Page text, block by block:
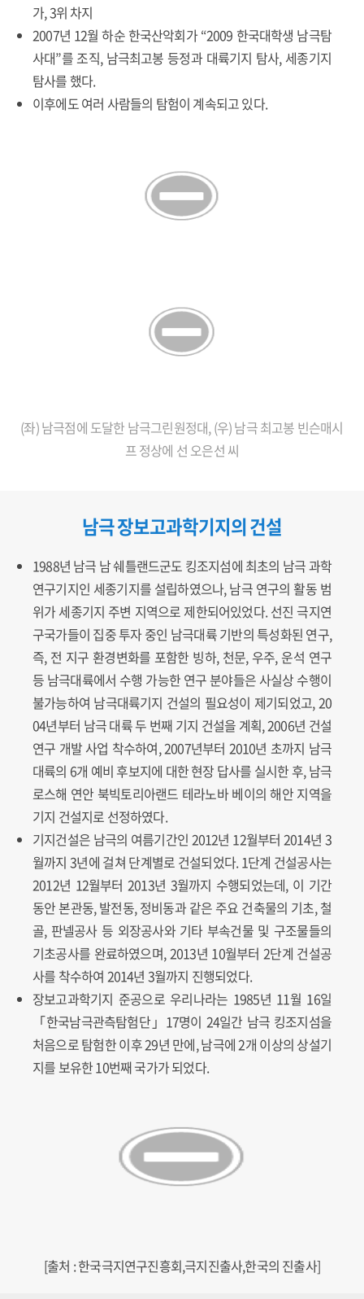
가, 3위 차지
2007년 12월 하순 한국산악회가 “2009 한국대학생 남극탐
사대”를 조직, 남극최고봉 등정과 대륙기지 탐사, 세종기지
탐사를 했다.
이후에도 여러 사람들의 탐험이 계속되고 있다.
(좌) 남극점에 도달한 남극그린원정대, (우) 남극 최고봉 빈슨매시
프 정상에 선 오은선 씨
남극 장보고과학기지의 건설
1988년 남극 남 쉐틀랜드군도 킹조지섬에 최초의 남극 과학
연구기지인 세종기지를 설립하였으나, 남극 연구의 활동 범
위가 세종기지 주변 지역으로 제한되어있었다. 선진 극지연
구국가들이 집중 투자 중인 남극대륙 기반의 특성화된 연구,
즉, 전 지구 환경변화를 포함한 빙하, 천문, 우주, 운석 연구
등 남극대륙에서 수행 가능한 연구 분야들은 사실상 수행이
불가능하여 남극대륙기지 건설의 필요성이 제기되었고, 20
04년부터 남극 대륙 두 번째 기지 건설을 계획, 2006년 건설
연구 개발 사업 착수하여, 2007년부터 2010년 초까지 남극
대륙의 6개 예비 후보지에 대한 현장 답사를 실시한 후, 남극
로스해 연안 북빅토리아랜드 테라노바 베이의 해안 지역을
기지 건설지로 선정하였다.
기지건설은 남극의 여름기간인 2012년 12월부터 2014년 3
월까지 3년에 걸쳐 단계별로 건설되었다. 1단계 건설공사는
2012년 12월부터 2013년 3월까지 수행되었는데, 이 기간
동안 본관동, 발전동, 정비동과 같은 주요 건축물의 기초, 철
골, 판넬공사 등 외장공사와 기타 부속건물 및 구조물들의
기초공사를 완료하였으며, 2013년 10월부터 2단계 건설공
사를 착수하여 2014년 3월까지 진행되었다.
장보고과학기지 준공으로 우리나라는 1985년 11월 16일
「한국남극관측탐험단」17명이 24일간 남극 킹조지섬을
처음으로 탐험한 이후 29년 만에, 남극에 2개 이상의 상설기
지를 보유한 10번째 국가가 되었다.
[출처 : 한국극지연구진흥회,극지진출사,한국의 진출사]